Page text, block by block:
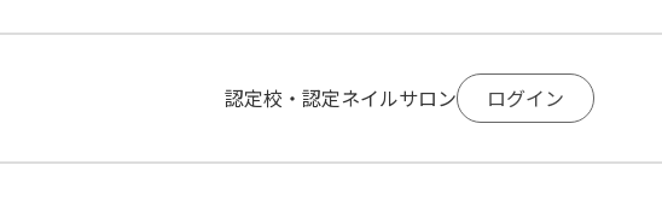
認定校・認定ネイルサロン ログイン